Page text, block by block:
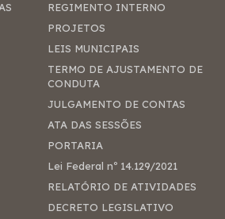
REGIMENTO INTERNO
PROJETOS
LEIS MUNICIPAIS
TERMO DE AJUSTAMENTO DE
CONDUTA
JULGAMENTO DE CONTAS
ATA DAS SESSÕES
PORTARIA
Lei Federal nº 14.129/2021
RELATÓRIO DE ATIVIDADES
DECRETO LEGISLATIVO